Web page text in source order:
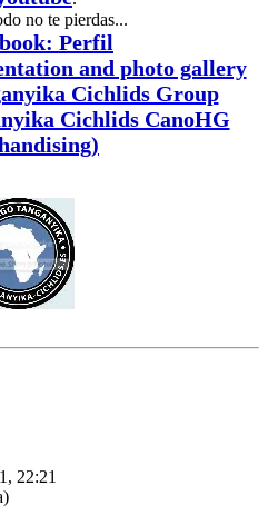
no te pierdas...
Perfil
and photo gallery
Cichlids Group
Cichlids CanoHG
22:21